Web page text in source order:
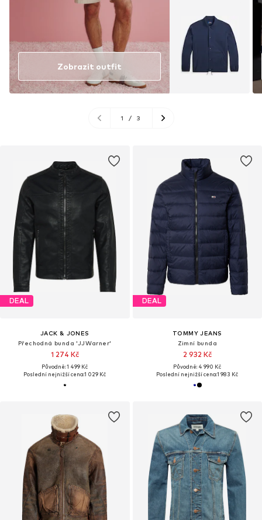
DEAL
JACK & JONES
Přechodná bunda 'JJWarner'
1 274 Kč
Původně: 1 499 Kč
Poslední nejnižší cena:1 029 Kč
DEAL
TOMMY JEANS
Zimní bunda
2 932 Kč
Původně: 4 990 Kč
Poslední nejnižší cena:1 983 Kč
Zobrazit outfit
1 / 3